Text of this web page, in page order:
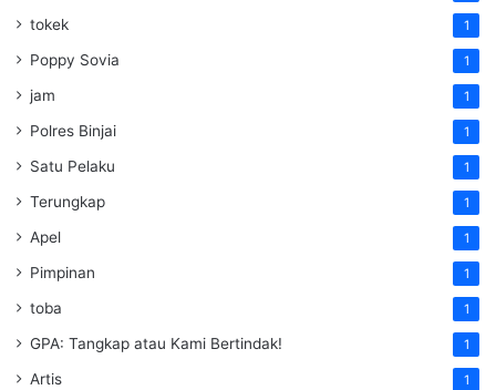
tokek 1
Poppy Sovia 1
jam 1
Polres Binjai 1
Satu Pelaku 1
Terungkap 1
Apel 1
Pimpinan 1
toba 1
GPA: Tangkap atau Kami Bertindak! 1
Artis 1